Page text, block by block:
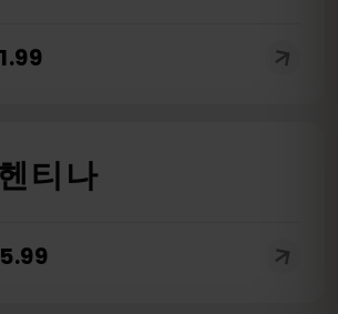
1.99
티나
5.99